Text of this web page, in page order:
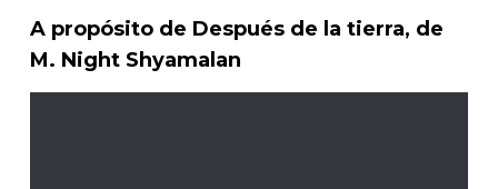
A propósito de Después de la tierra, de
M. Night Shyamalan